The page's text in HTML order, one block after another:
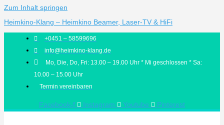
Zum Inhalt springen
Heimkino-Klang – Heimkino Beamer, Laser-TV & HiFi
+0451 – 58599696
info@heimkino-klang.de
Mo, Die, Do, Fri: 13.00 – 19.00 Uhr * Mi geschlossen * Sa:
10.00 – 15.00 Uhr
Termin vereinbaren
Facebook-f Instagram Youtube Pinterest